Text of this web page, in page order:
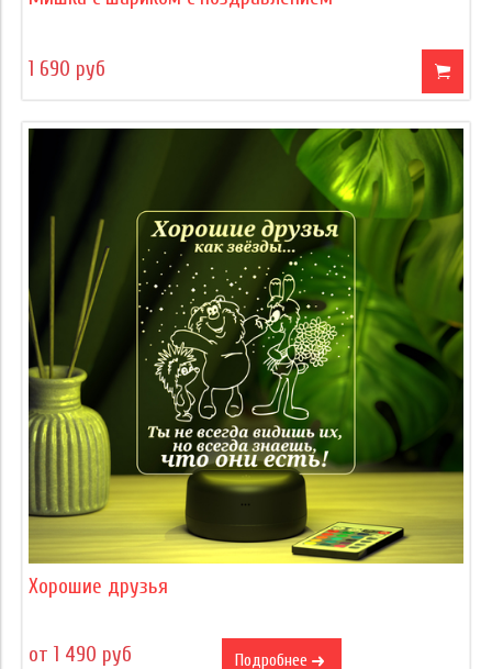
1 690 руб
Хорошие друзья
от 1 490 руб Подробнее